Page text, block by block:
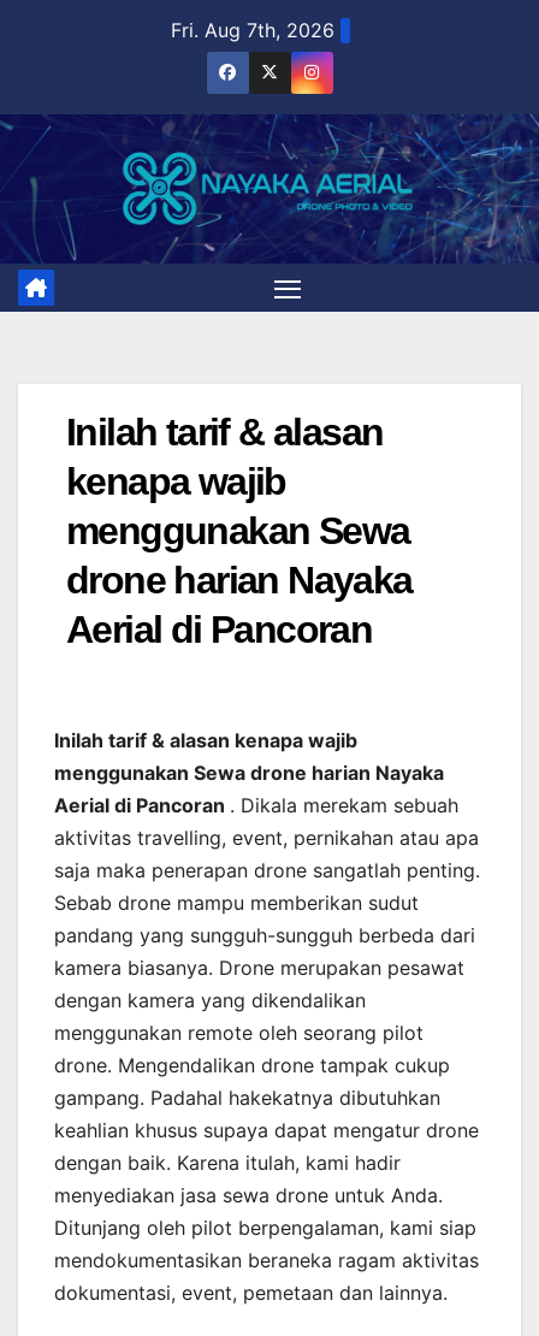
Fri. Aug 7th, 2026
Inilah tarif & alasan
kenapa wajib
menggunakan Sewa
drone harian Nayaka
Aerial di Pancoran
Inilah tarif & alasan kenapa wajib
menggunakan Sewa drone harian Nayaka
Aerial di Pancoran . Dikala merekam sebuah
aktivitas travelling, event, pernikahan atau apa
saja maka penerapan drone sangatlah penting.
Sebab drone mampu memberikan sudut
pandang yang sungguh-sungguh berbeda dari
kamera biasanya. Drone merupakan pesawat
dengan kamera yang dikendalikan
menggunakan remote oleh seorang pilot
drone. Mengendalikan drone tampak cukup
gampang. Padahal hakekatnya dibutuhkan
keahlian khusus supaya dapat mengatur drone
dengan baik. Karena itulah, kami hadir
menyediakan jasa sewa drone untuk Anda.
Ditunjang oleh pilot berpengalaman, kami siap
mendokumentasikan beraneka ragam aktivitas
dokumentasi, event, pemetaan dan lainnya.